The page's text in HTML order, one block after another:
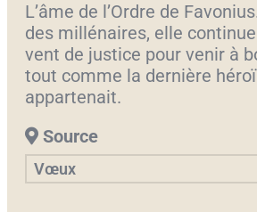
L’âme de l’Ordre de
des millénaires, elle continue
vent de justice pour venir à
tout comme la dernière
appartenait.
Source
Vœux